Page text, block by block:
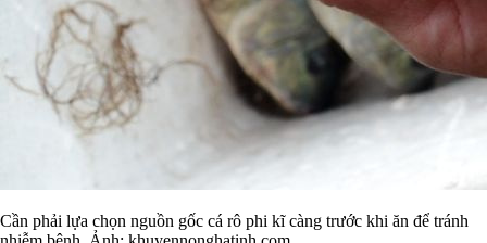
Cần phải lựa chọn nguồn gốc cá rô phi kĩ càng trước khi ăn để tránh